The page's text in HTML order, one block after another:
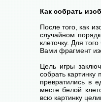
Как собрать
После того, как
случайном
клеточку. Для
Вами фрагмент
Цель игры
собрать
превратились в
месте белой
всю картинку